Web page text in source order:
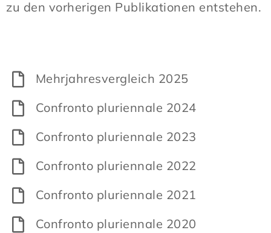
zu den vorherigen Publikationen entstehen.
Mehrjahresvergleich 2025
Confronto pluriennale 2024
Confronto pluriennale 2023
Confronto pluriennale 2022
Confronto pluriennale 2021
Confronto pluriennale 2020